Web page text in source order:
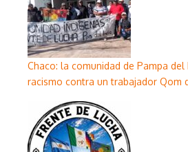
Chaco: la comunidad de Pampa del
racismo contra un trabajador Qom